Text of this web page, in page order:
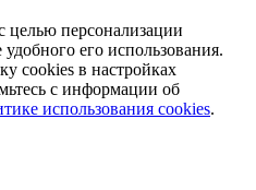
целью персонализации
его использования.
cookies в настройках
с информации об
использования cookies.